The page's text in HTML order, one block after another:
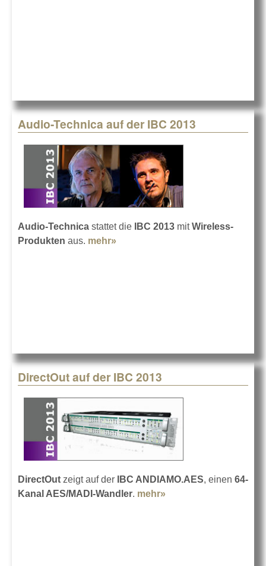
Audio-Technica auf der IBC 2013
Audio-Technica stattet die IBC 2013 mitWireless-
Produkten aus. mehr»
DirectOut auf der IBC 2013
DirectOut zeigt auf der IBC ANDIAMO.AES, einen 64-
Kanal AES/MADI-Wandler. mehr»